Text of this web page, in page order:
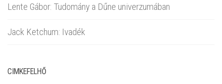
Lente Gábor: Tudomány a Dűne univerzumában
Jack Ketchum: Ivadék
CIMKEFELHŐ